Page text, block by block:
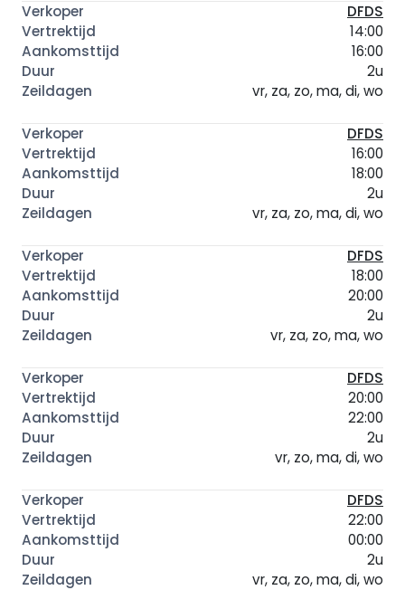
DFDS
14:00
16:00
2u
vr, za, zo, ma, di, wo
DFDS
16:00
18:00
2u
vr, za, zo, ma, di, wo
DFDS
18:00
20:00
2u
vr, za, zo, ma, wo
DFDS
20:00
22:00
2u
vr, zo, ma, di, wo
DFDS
22:00
00:00
2u
vr, za, zo, ma, di, wo